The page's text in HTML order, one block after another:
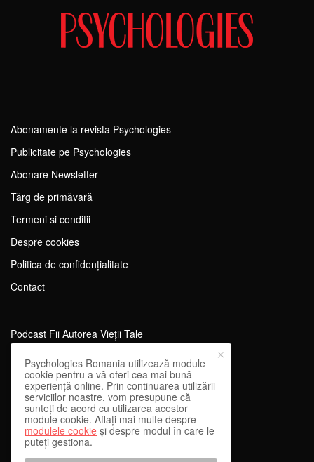
Abonamente la revista Psychologies
Publicitate pe Psychologies
Abonare Newsletter
Tărg de primăvară
Termeni si conditii
Despre cookies
Politica de confidențialitate
Contact
Podcast Fii Autorea Vieții Tale
Evenimente Fii Autoarea Vieții Tale!
SportEdu
Antrenament Mental pentru Sportivi
Learning Network
WEnough
Psychologies Romania utilizează module
cookie pentru a vă oferi cea mai bună
experiență online. Prin continuarea utilizării
serviciilor noastre, vom presupune că
sunteți de acord cu utilizarea acestor
module cookie. Aflați mai multe despre
modulele cookie și despre modul în care le
puteți gestiona.